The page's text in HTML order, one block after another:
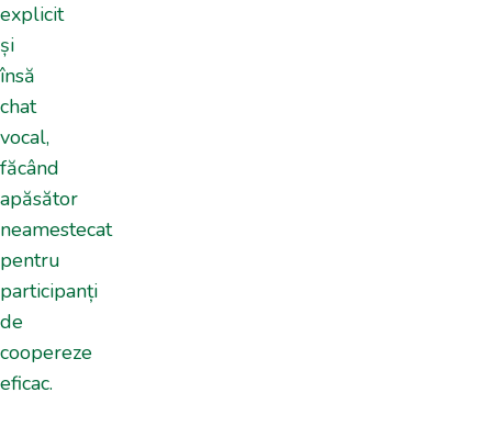
explicit
și
însă
chat
vocal,
făcând
apăsător
neamestecat
pentru
participanți
de
coopereze
eficac.